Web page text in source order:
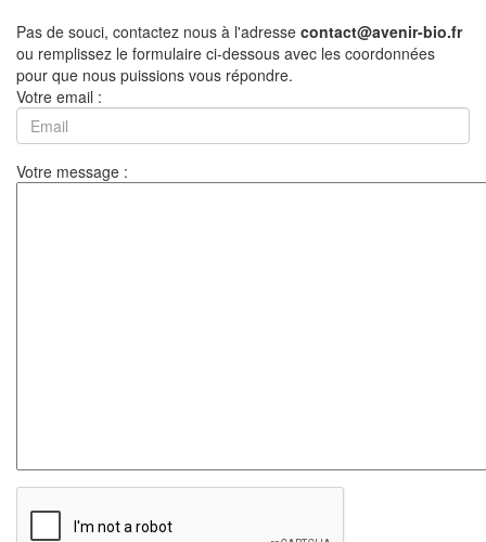
Pas de souci, contactez nous à l'adresse contact@avenir-bio.fr
ou remplissez le formulaire ci-dessous avec les coordonnées
pour que nous puissions vous répondre.
Votre email :
Votre message :